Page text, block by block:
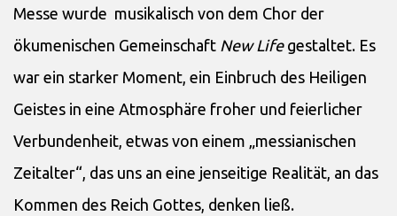
Messe wurde musikalisch von dem Chor der
ökumenischen Gemeinschaft New Lifegestaltet. Es
war ein starker Moment, ein Einbruch des Heiligen
Geistes in eine Atmosphäre froher und feierlicher
Verbundenheit, etwas von einem „messianischen
Zeitalter“, das uns an eine jenseitige Realität, an das
Kommen des Reich Gottes, denken ließ.